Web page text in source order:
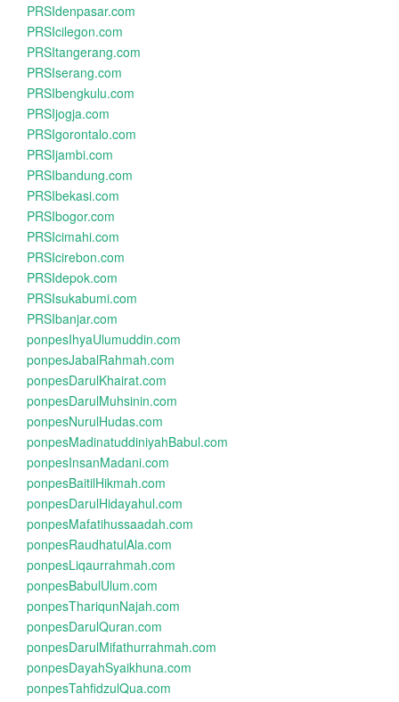
PRSIdenpasar.com
PRSIcilegon.com
PRSItangerang.com
PRSIserang.com
PRSIbengkulu.com
PRSIjogja.com
PRSIgorontalo.com
PRSIjambi.com
PRSIbandung.com
PRSIbekasi.com
PRSIbogor.com
PRSIcimahi.com
PRSIcirebon.com
PRSIdepok.com
PRSIsukabumi.com
PRSIbanjar.com
ponpesIhyaUlumuddin.com
ponpesJabalRahmah.com
ponpesDarulKhairat.com
ponpesDarulMuhsinin.com
ponpesNurulHudas.com
ponpesMadinatuddiniyahBabul.com
ponpesInsanMadani.com
ponpesBaitilHikmah.com
ponpesDarulHidayahul.com
ponpesMafatihussaadah.com
ponpesRaudhatulAla.com
ponpesLiqaurrahmah.com
ponpesBabulUlum.com
ponpesThariqunNajah.com
ponpesDarulQuran.com
ponpesDarulMifathurrahmah.com
ponpesDayahSyaikhuna.com
ponpesTahfidzulQua.com